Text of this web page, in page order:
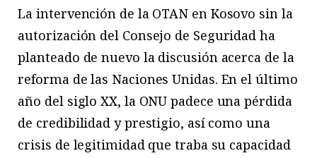
La intervención de la OTAN en Kosovo sin la
autorización del Consejo de Seguridad ha
planteado de nuevo la discusión acerca de la
reforma de las Naciones Unidas. En el último
año del siglo XX, la ONU padece una pérdida
de credibilidad y prestigio, así como una
crisis de legitimidad que traba su capacidad